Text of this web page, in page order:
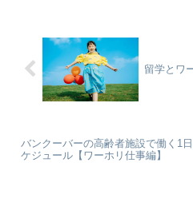
留学とワ
バンクーバーの高齢者施設で働く1
ケジュール【ワーホリ仕事編】